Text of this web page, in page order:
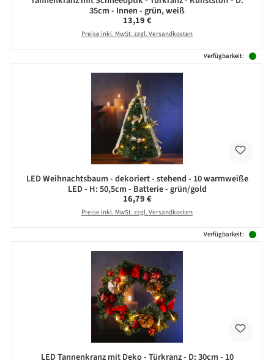
35cm - Innen - grün, weiß
Regulärer Preis:
13,19 €
Preise inkl. MwSt. zzgl. Versandkosten
Verfügbarkeit:
LED Weihnachtsbaum - dekoriert - stehend - 10 warmweiße
LED - H: 50,5cm - Batterie - grün/gold
Regulärer Preis:
16,79 €
Preise inkl. MwSt. zzgl. Versandkosten
Verfügbarkeit:
LED Tannenkranz mit Deko - Türkranz - D: 30cm - 10